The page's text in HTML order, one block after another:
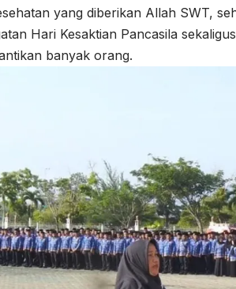
yang diberikan Allah SWT,
Hari Kesaktian Pancasila
banyak orang.